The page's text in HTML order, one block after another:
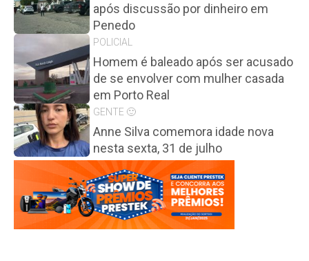
após discussão por dinheiro em
Penedo
POLICIAL
Homem é baleado após ser acusado
de se envolver com mulher casada
em Porto Real
GENTE 🙂
Anne Silva comemora idade nova
nesta sexta, 31 de julho